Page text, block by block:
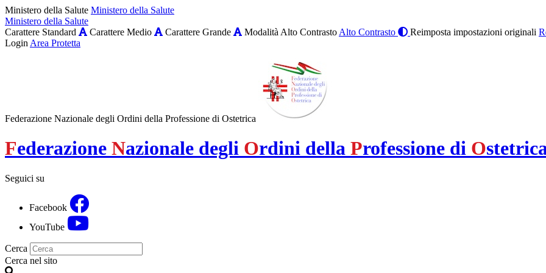
Ministero della Salute Ministero della Salute
Ministero della Salute
Carattere Standard
Carattere Medio Carattere Grande Modalità Alto Contrasto Alto Contrasto Reimposta impostazioni originali
Login Area Protetta
Federazione Nazionale degli Ordini della Professione di Ostetrica
Federazione Nazionale degli Ordini della Professione di O
Seguici su
Facebook
YouTube
Cerca
Cerca nel sito